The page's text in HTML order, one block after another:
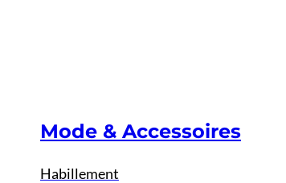
Mode & Accessoires
Habillement